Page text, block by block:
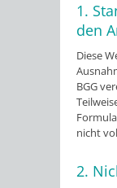
1.
den
Diese
BGG
nicht
2.